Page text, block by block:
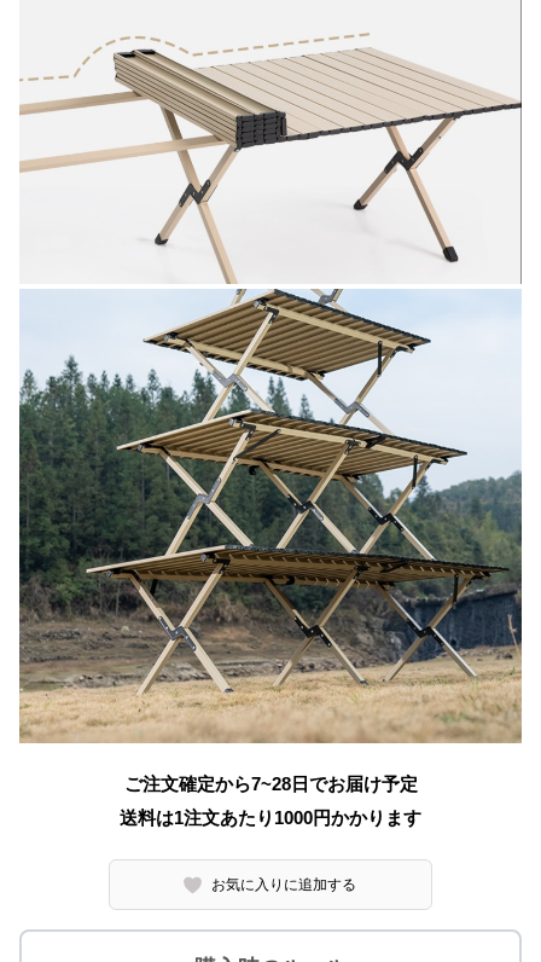
ご注文確定から7~28日でお届け予定
送料は1注文あたり 1000円かかります
お気に入りに追加する